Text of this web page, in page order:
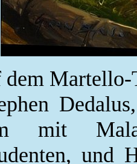
dem Martello-
mit
und